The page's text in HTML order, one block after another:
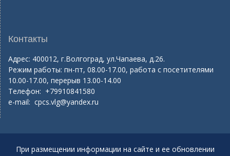
Контакты
Адрес: 400012, г.Волгоград, ул.Чапаева, д.26.
Режим работы: пн-пт, 08.00-17.00, работа с посетителями
10.00-17.00, перерыв 13.00-14.00
Телефон: +79910841580
e-mail: cpcs.vlg@yandex.ru
При размещении информации на сайте и ее обновлении